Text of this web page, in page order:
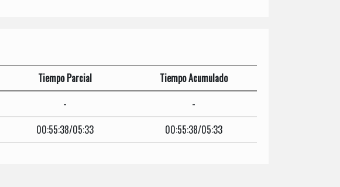
Tiempo Parcial
Tiempo Acumulado
-
-
00:55:38/05:33 00:55:38/05:33